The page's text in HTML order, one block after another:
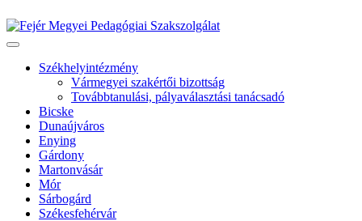
Székhelyintézmény
Vármegyei szakértői bizottság
Továbbtanulási, pályaválasztási tanácsadó
Bicske
Dunaújváros
Enying
Gárdony
Martonvásár
Mór
Sárbogárd
Székesfehérvár